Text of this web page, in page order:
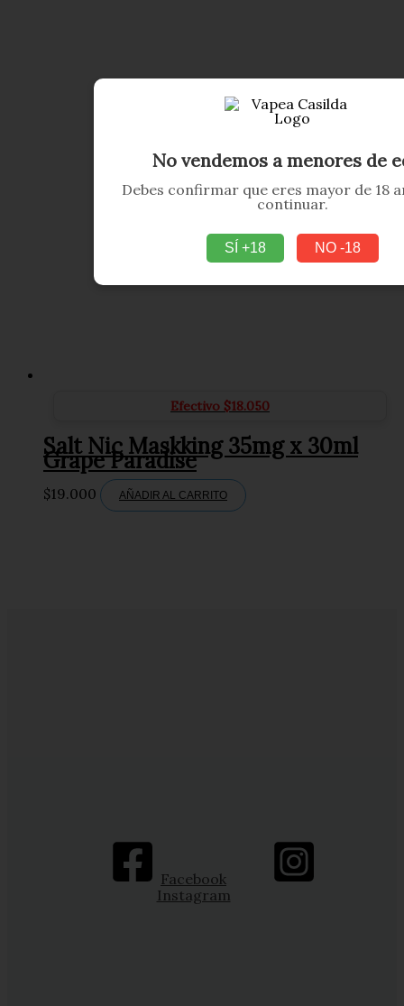
Efectivo $18.050
Salt Nic Maskking 35mg x 30ml
Grape Paradise
$19.000 AÑADIR AL CARRITO
Facebook
Instagram
No vendemos a menores de
Debes confirmar que eres mayor de 18
continuar.
SÍ +18 NO -18